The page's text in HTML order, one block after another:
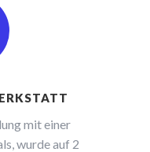
mit einer
wurde auf 2